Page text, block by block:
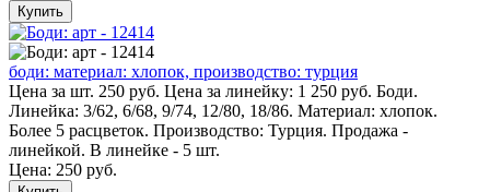
Купить
боди: материал: хлопок, производство: турция
Цена за шт. 250 руб. Цена за линейку: 1 250 руб. Боди.
Линейка: 3/62, 6/68, 9/74, 12/80, 18/86. Материал: хлопок.
Более 5 расцветок. Производство: Турция. Продажа -
линейкой. В линейке - 5 шт.
Цена: 250 руб.